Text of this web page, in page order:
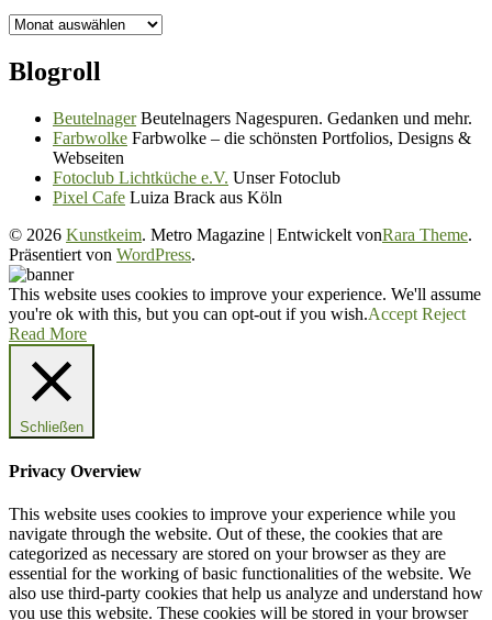
Silo
Blogroll
BeutelnagerBeutelnagers Nagespuren. Gedanken und mehr.
Farbwolke Farbwolke – die schönsten Portfolios, Designs &
Webseiten
Fotoclub Lichtküche e.V. Unser Fotoclub
Pixel Cafe Luiza Brack aus Köln
© 2026 Kunstkeim. Metro Magazine | Entwickelt vonRara Theme.
Präsentiert von WordPress.
This website uses cookies to improve your experience. We'll assume
you're ok with this, but you can opt-out if you wish.Accept Reject
Read More
Schließen
Privacy Overview
This website uses cookies to improve your experience while you
navigate through the website. Out of these, the cookies that are
categorized as necessary are stored on your browser as they are
essential for the working of basic functionalities of the website. We
also use third-party cookies that help us analyze and understand how
you use this website. These cookies will be stored in your browser